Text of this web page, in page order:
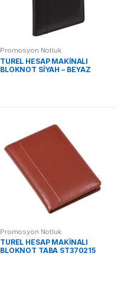
Promosyon Notluk
TÜREL HESAP MAKİNALI
BLOKNOT SİYAH – BEYAZ
Promosyon Notluk
TÜREL HESAP MAKİNALI
BLOKNOT TABA ST370215